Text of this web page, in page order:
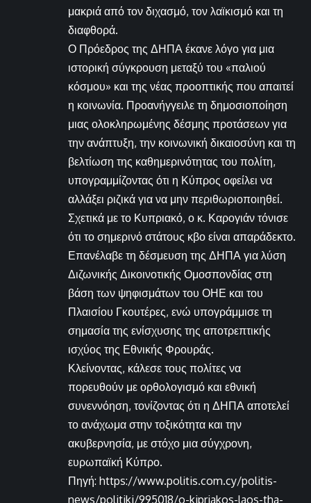
μακριά από τον διχασμό, τον λαϊκισμό και τη
διαφθορά.
Ο Πρόεδρος της ΔΗΠΑ έκανε λόγο για μια
ιστορική σύγκρουση μεταξύ του «παλιού
κόσμου» και της νέας προοπτικής που απαιτεί
η κοινωνία. Προανήγγειλε τη δημοσιοποίηση
μιας ολοκληρωμένης δέσμης προτάσεων για
την ανάπτυξη, την κοινωνική δικαιοσύνη και τη
βελτίωση της καθημερινότητας του πολίτη,
υπογραμμίζοντας ότι η Κύπρος οφείλει να
αλλάξει ριζικά για να μην περιθωριοποιηθεί.
Σχετικά με το Κυπριακό, ο κ. Καρογιάν τόνισε
ότι το σημερινό στάτους κβο είναι απαράδεκτο.
Επανέλαβε τη δέσμευση της ΔΗΠΑ για λύση
Διζωνικής Δικοινοτικής Ομοσπονδίας στη
βάση των ψηφισμάτων του ΟΗΕ και του
Πλαισίου Γκουτέρες, ενώ υπογράμμισε τη
σημασία της ενίσχυσης της αποτρεπτικής
ισχύος της Εθνικής Φρουράς.
Κλείνοντας, κάλεσε τους πολίτες να
πορευθούν με ορθολογισμό και εθνική
συνεννόηση, τονίζοντας ότι η ΔΗΠΑ αποτελεί
το ανάχωμα στην τοξικότητα και την
ακυβερνησία, με στόχο μια σύγχρονη,
ευρωπαϊκή Κύπρο.
Πηγή: https://www.politis.com.cy/politis-
news/politiki/995018/o-kipriakos-laos-tha-